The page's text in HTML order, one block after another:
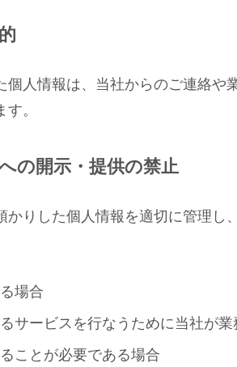
個人情報は、当社からのご連絡
。
の開示・提供の禁止
かりした個人情報を適切に管理
場合
サービスを行なうために当社が
ことが必要である場合